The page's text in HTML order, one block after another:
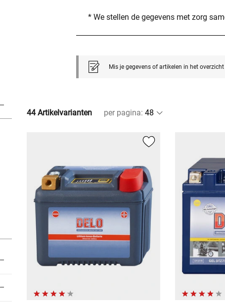
* We stellen de gegevens met zorg
Mis je gegevens of artikelen in het
44 Artikelvarianten per pagina: